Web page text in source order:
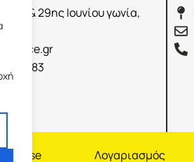
Μελά & 29ης Ιουνίου γωνία,
02583
Λογαριασμός